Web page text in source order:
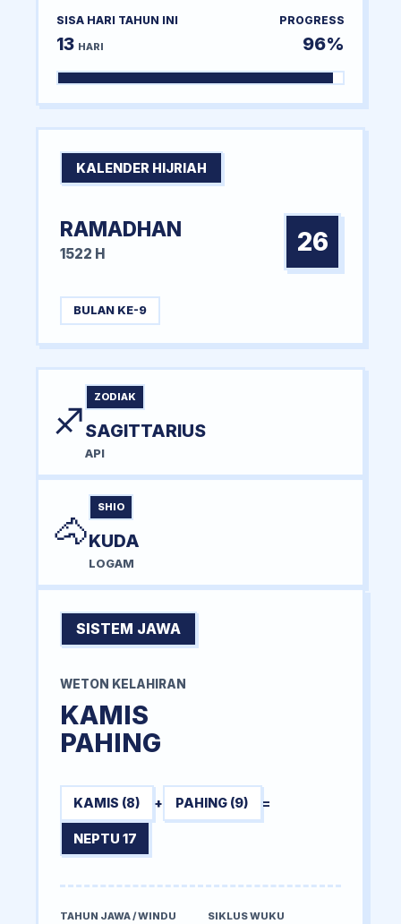
SISA HARI TAHUN INI
13 HARI
PROGRESS
96%
KALENDER HIJRIAH
RAMADHAN
1522 H 26
BULAN KE-9
♐
ZODIAK
SAGITTARIUS
API
🐴
SHIO
KUDA
LOGAM
SISTEM JAWA
WETON KELAHIRAN
KAMIS
PAHING
KAMIS (8) + PAHING (9) =
NEPTU 17
TAHUN JAWA / WINDU SIKLUS WUKU